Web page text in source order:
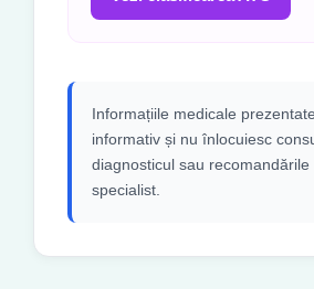
Informațiile medicale
informativ și nu înlocuiesc
diagnosticul sau recomandările
specialist.